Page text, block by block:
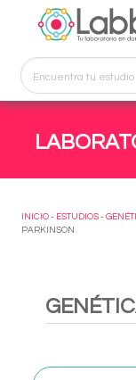
INICIO - ESTUDIOS -
PARKINSON